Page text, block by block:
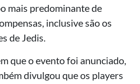
mais predominante de
inclusive são os
de Jedis.
que o evento foi anunciado,
divulgou que os players